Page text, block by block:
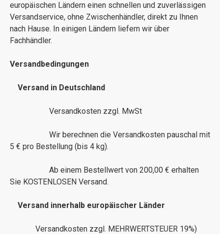
europäischen Ländern einen schnellen und zuverlässigen
Versandservice, ohne Zwischenhändler, direkt zu Ihnen
nach Hause. In einigen Ländern liefern wir über
Fachhändler.
Versandbedingungen
Versand in Deutschland
Versandkosten zzgl. MwSt
Wir berechnen die Versandkosten pauschal mit
5 € pro Bestellung (bis 4 kg).
Ab einem Bestellwert von 200,00 € erhalten
Sie KOSTENLOSEN Versand.
Versand innerhalb europäischer Länder
Versandkosten zzgl. MEHRWERTSTEUER 19%)